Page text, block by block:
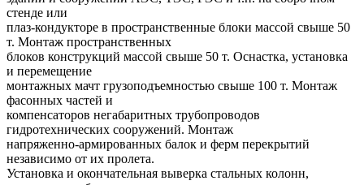
стенде или
плаз-кондукторе в пространственные блоки массой свыше 50
т. Монтаж пространственных
блоков конструкций массой свыше 50 т. Оснастка, установка
и перемещение
монтажных мачт грузоподъемностью свыше 100 т. Монтаж
фасонных частей и
компенсаторов негабаритных трубопроводов
гидротехнических сооружений. Монтаж
напряженно-армированных балок и ферм перекрытий
независимо от их пролета.
Установка и окончательная выверка стальных колонн,